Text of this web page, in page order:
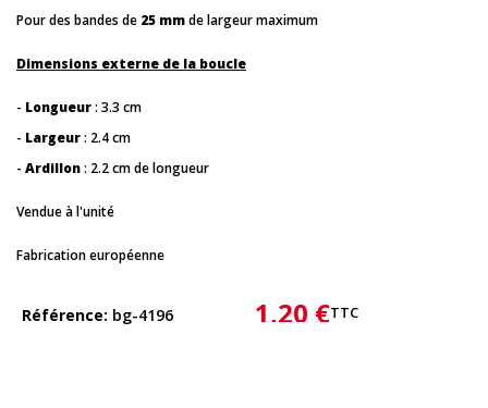
Pour des bandes de 25 mmde largeur maximum
Dimensions externe de la boucle
- Longueur: 3.3 cm
- Largeur: 2.4 cm
- Ardillon: 2.2 cm de longueur
Vendue à l'unité
Fabrication européenne
Référence bg-4196 1,20 €TTC